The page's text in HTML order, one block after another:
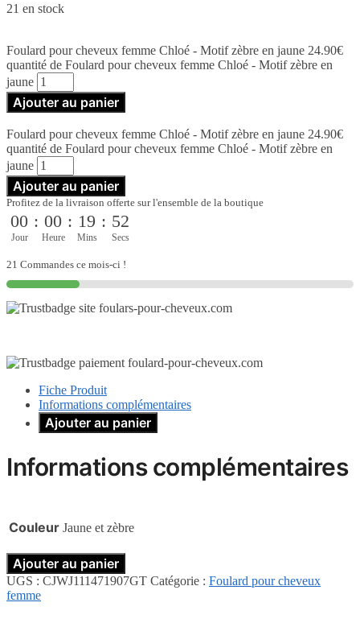
21 en stock
Foulard pour cheveux femme Chloé - Motif zèbre en jaune 24.90€
quantité de Foulard pour cheveux femme Chloé - Motif zèbre en
jaune
Ajouter au panier
Foulard pour cheveux femme Chloé - Motif zèbre en jaune 24.90€
quantité de Foulard pour cheveux femme Chloé - Motif zèbre en
jaune
Ajouter au panier
Profitez de la livraison offerte sur l'ensemble de la boutique
00
Jour
: 00
Heure
: 19
Mins
: 52
Secs
21 Commandes ce mois-ci !
Fiche Produit
Informations complémentaires
Ajouter au panier
Informations complémentaires
Couleur Jaune et zèbre
Ajouter au panier
UGS : CJWJ111471907GT Catégorie : Foulard pour cheveux
femme